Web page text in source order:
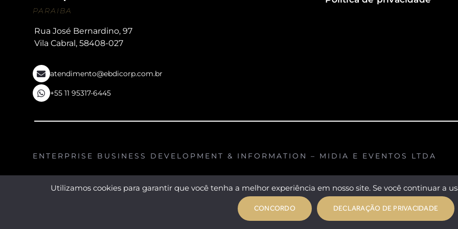
PARAIBA
Rua José Bernardino, 97
Vila Cabral, 58408-027
atendimento@ebdicorp.com.br
+55 11 95317-6445
ENTERPRISE BUSINESS DEVELOPMENT & INFORMATION – MIDIA E EVENTOS LTDA
Utilizamos cookies para garantir que você tenha a melhor experiência em nosso site. Se você continuar a
CONCORDO DECLARAÇÃO DE PRIVACIDADE